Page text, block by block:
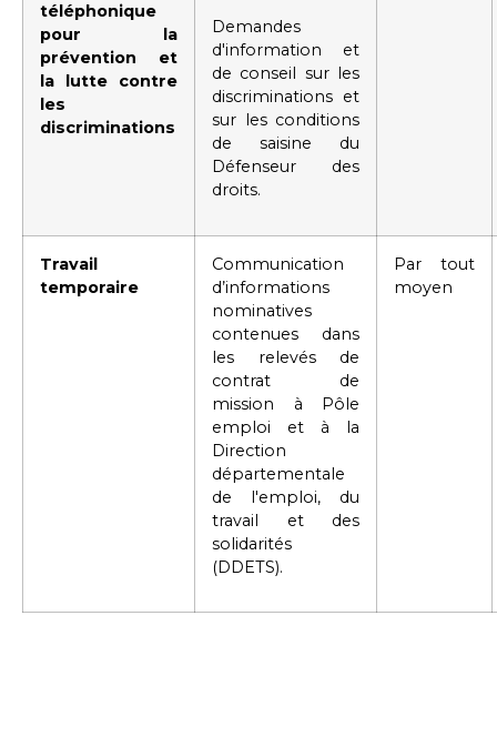
téléphonique
pour la
prévention et
la lutte contre
les
discriminations
Demandes
d'information et
de conseil sur les
discriminations et
sur les conditions
de saisine du
Défenseur des
droits.
Travail
temporaire
Communication
d’informations
nominatives
contenues dans
les relevés de
contrat de
mission à Pôle
emploi et à la
Direction
départementale
de l'emploi, du
travail et des
solidarités
(DDETS).
Par tout
moyen